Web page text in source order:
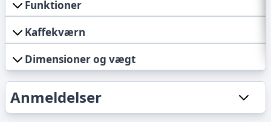
Funktioner
Kaffekværn
Dimensioner og vægt
Anmeldelser